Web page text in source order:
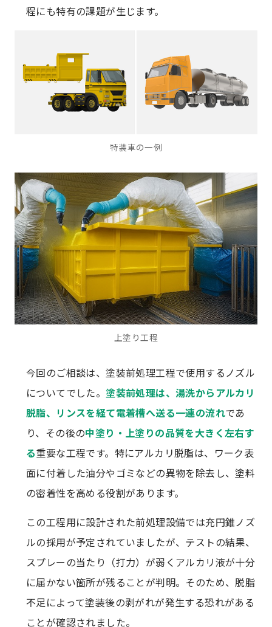
程にも特有の課題が生じます。
特装車の一例
上塗り工程
今回のご相談は、塗装前処理工程で使用するノズル
についてでした。塗装前処理は、湯洗からアルカリ
脱脂、リンスを経て電着槽へ送る一連の流れであ
り、その後の中塗り・上塗りの品質を大きく左右す
る重要な工程です。特にアルカリ脱脂は、ワーク表
面に付着した油分やゴミなどの異物を除去し、塗料
の密着性を高める役割があります。
この工程用に設計された前処理設備では充円錐ノズ
ルの採用が予定されていましたが、テストの結果、
スプレーの当たり（打力）が弱くアルカリ液が十分
に届かない箇所が残ることが判明。そのため、脱脂
不足によって塗装後の剥がれが発生する恐れがある
ことが確認されました。